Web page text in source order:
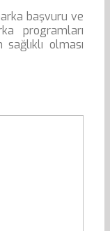
başvuru ve
programları
olması